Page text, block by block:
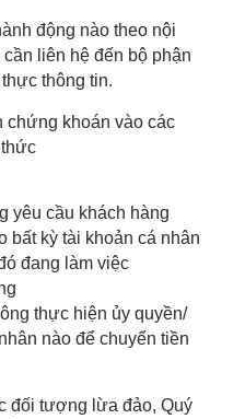
động nào theo nội
liên hệ đến bộ phận
thông tin.
chứng khoán vào các
yêu cầu khách hàng
bất kỳ tài khoản cá nhân
đang làm việc
thực hiện ủy quyền/
nào để chuyển tiền
đối tượng lừa đảo, Quý